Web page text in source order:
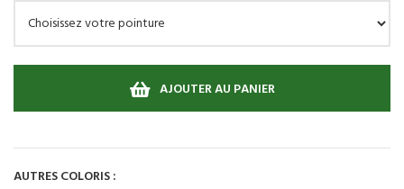
AJOUTER AU PANIER
AUTRES COLORIS :